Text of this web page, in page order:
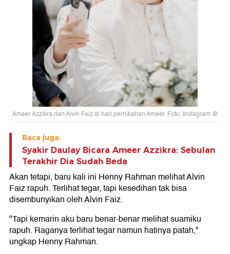
Ameer Azzikra dan Alvin Faiz di hari pernikahan Ameer. Foto: Instagram @
Baca juga:
Syakir Daulay Bicara Ameer Azzikra: Sebulan
Terakhir Dia Sudah Beda
Akan tetapi, baru kali ini Henny Rahman melihat Alvin
Faiz rapuh. Terlihat tegar, tapi kesedihan tak bisa
disembunyikan oleh Alvin Faiz.
"Tapi kemarin aku baru benar-benar melihat suamiku
rapuh. Raganya terlihat tegar namun hatinya patah,"
ungkap Henny Rahman.